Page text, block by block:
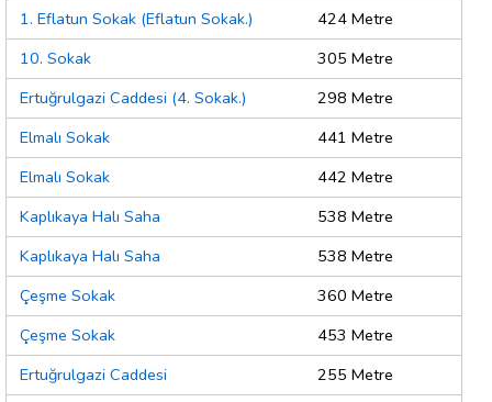
1. Eflatun Sokak (Eflatun Sokak.)
424 Metre
10. Sokak
305 Metre
Ertuğrulgazi Caddesi (4. Sokak.)
298 Metre
Elmalı Sokak
441 Metre
Elmalı Sokak
442 Metre
Kaplıkaya Halı Saha
538 Metre
Kaplıkaya Halı Saha
538 Metre
Çeşme Sokak
360 Metre
Çeşme Sokak
453 Metre
Ertuğrulgazi Caddesi
255 Metre